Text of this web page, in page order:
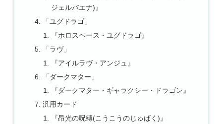
ジェルバエナ)』
「ユグドラゴ」
『ホロスペース・ユグドラゴ』
「ラヴ」
『アイルラヴ・アンジュ』
「ダークマター」
『ダークマター・ギャラクシー・ドラゴン』
汎用カード
『昂光の呪縛(こうこうのじゅばく)』